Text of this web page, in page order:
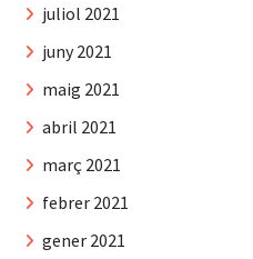
juliol 2021
juny 2021
maig 2021
abril 2021
març 2021
febrer 2021
gener 2021